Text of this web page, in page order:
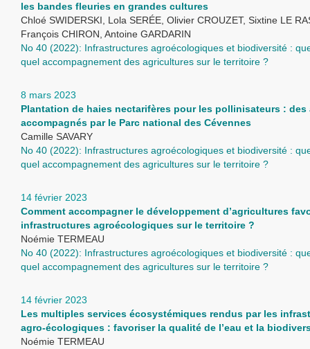
les bandes fleuries en grandes cultures
Chloé SWIDERSKI, Lola SERÉE, Olivier CROUZET, Sixtine LE
François CHIRON, Antoine GARDARIN
No 40 (2022): Infrastructures agroécologiques et biodiversité :
quel accompagnement des agricultures sur le territoire ?
8 mars 2023
Plantation de haies nectarifères pour les pollinisateurs :
accompagnés par le Parc national des Cévennes
Camille SAVARY
No 40 (2022): Infrastructures agroécologiques et biodiversité :
quel accompagnement des agricultures sur le territoire ?
14 février 2023
Comment accompagner le développement d’agricultures
infrastructures agroécologiques sur le territoire ?
Noémie TERMEAU
No 40 (2022): Infrastructures agroécologiques et biodiversité :
quel accompagnement des agricultures sur le territoire ?
14 février 2023
Les multiples services écosystémiques rendus par les
agro-écologiques : favoriser la qualité de l’eau et la
Noémie TERMEAU